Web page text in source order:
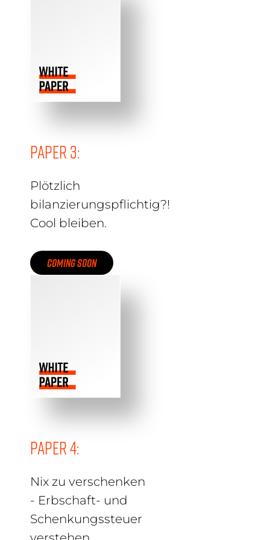
Paper 3:
Plötzlich
bilanzierungspflichtig?!
Cool bleiben.
COMING SOON
Paper 4:
Nix zu verschenken
- Erbschaft- und
Schenkungssteuer